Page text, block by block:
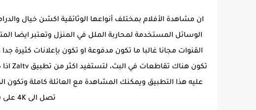
ان مشاهدة الأفلام بمختلف أنواعها الوثائقية اكشن خيال
الوسائل المستخدمة لمحاربة الملل في المنزل وتعتبر ايضا
القنوات مجانا غالبا ما تكون مدفوعة او تكون بإعلانات كثيرة
تصل الى 4K على بعض القنوات.